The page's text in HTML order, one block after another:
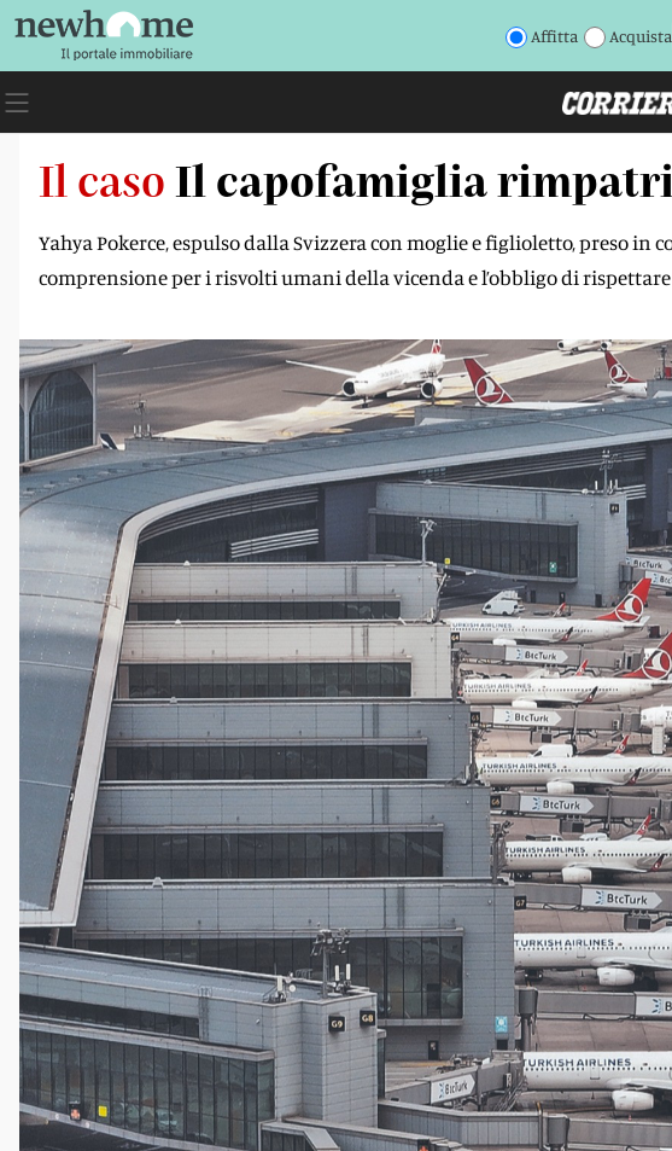
Affitta Acquista
Il caso Il capofamiglia
Yahya Pokerce, espulso dalla Svizzera con moglie e figlioletto, preso
comprensione per i risvolti umani della vicenda e l’obbligo di